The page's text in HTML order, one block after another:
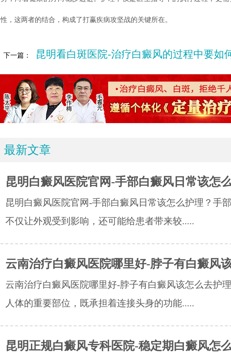
性，这两者的结合，构成了打赢疾病攻坚战的关键所在。
下一篇： 昆明看白斑医院-治疗白癜风的过程中要如
最新文章
昆明白癜风医院官网-手部白癜风日常该怎
昆明白癜风医院官网-手部白癜风日常该怎么护理？手
不仅让外观受到影响，还可能给患者带来较.....
云南治疗白癜风医院哪里好-脖子有白癜风
云南治疗白癜风医院哪里好-脖子有白癜风该怎么去护
人体的重要部位，既承担着连接头身的功能.....
昆明正规白癜风专科医院-稳定期白癜风怎